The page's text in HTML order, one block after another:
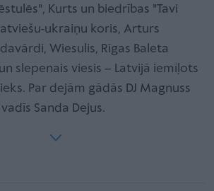
Kurts un biedrības "Tavi
ukraiņu koris, Arturs
Wiesulis, Rīgas Baleta
slepenais viesis – Latvijā iemīļots
Par dejām gādās DJ Magnuss
Sanda Dejus.